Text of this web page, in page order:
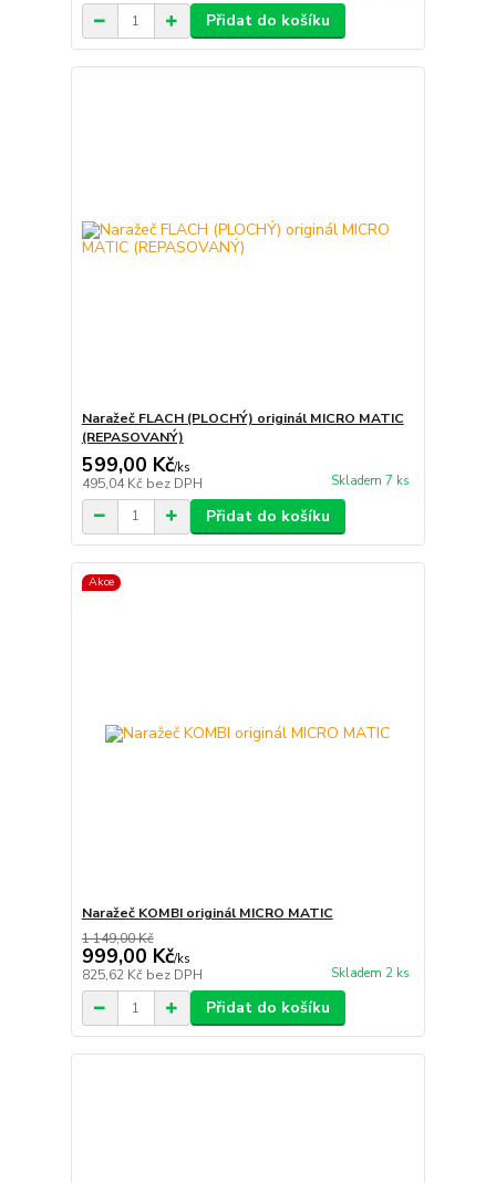
Přidat do košíku
Naražeč FLACH (PLOCHÝ) originál MICRO MATIC
(REPASOVANÝ)
599,00 Kč/ks
495,04 Kč bez DPH Skladem 7 ks
Přidat do košíku
Akce
Naražeč KOMBI originál MICRO MATIC
1 149,00 Kč
999,00 Kč/ks
825,62 Kč bez DPH Skladem 2 ks
Přidat do košíku